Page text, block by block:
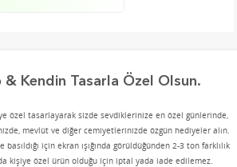
& Kendin Tasarla Özel Olsun.
özel tasarlayarak sizde sevdiklerinize en özel günlerinde,
mevlüt ve diğer cemiyetlerinizde özgün hediyeler alın.
için ekran ışığında görüldüğünden 2-3 ton farklılık
kişiye özel ürün olduğu için iptal yada iade edilemez.